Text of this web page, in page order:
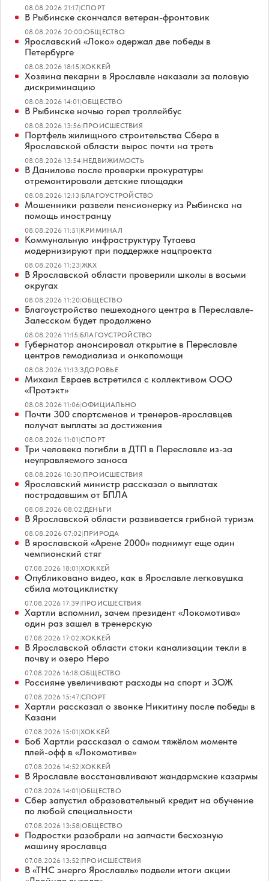
08.08.2026 21:17|СПОРТ
В Рыбинске скончался ветеран-фронтовик
08.08.2026 20:00|ОБЩЕСТВО
Ярославский «Локо» одержал две победы в
Петербурге
08.08.2026 18:15|ХОККЕЙ
Хозяина пекарни в Ярославле наказали за половую
дискриминацию
08.08.2026 14:01|ОБЩЕСТВО
В Рыбинске ночью горел троллейбус
08.08.2026 13:56|ПРОИСШЕСТВИЯ
Портфель жилищного строительства Сбера в
Ярославской области вырос почти на треть
08.08.2026 13:54|НЕДВИЖИМОСТЬ
В Данилове после проверки прокуратуры
отремонтировали детские площадки
08.08.2026 12:13|БЛАГОУСТРОЙСТВО
Мошенники развели пенсионерку из Рыбинска на
помощь иностранцу
08.08.2026 11:51|КРИМИНАЛ
Коммунальную инфраструктуру Тутаева
модернизируют при поддержке нацпроекта
08.08.2026 11:23|ЖКХ
В Ярославской области проверили школы в восьми
округах
08.08.2026 11:20|ОБЩЕСТВО
Благоустройство пешеходного центра в Переславле-
Залесском будет продолжено
08.08.2026 11:15|БЛАГОУСТРОЙСТВО
Губернатор анонсировал открытие в Переславле
центров гемодиализа и онкопомощи
08.08.2026 11:13|ЗДОРОВЬЕ
Михаил Евраев встретился с коллективом ООО
«Протэкт»
08.08.2026 11:06|ОФИЦИАЛЬНО
Почти 300 спортсменов и тренеров-ярославцев
получат выплаты за достижения
08.08.2026 11:01|СПОРТ
Три человека погибли в ДТП в Переславле из-за
неуправляемого заноса
08.08.2026 10:30|ПРОИСШЕСТВИЯ
Ярославский министр рассказал о выплатах
пострадавшим от БПЛА
08.08.2026 08:02|ДЕНЬГИ
В Ярославской области развивается грибной туризм
08.08.2026 07:02|ПРИРОДА
В ярославской «Арене 2000» поднимут еще один
чемпионский стяг
07.08.2026 18:01|ХОККЕЙ
Опубликовано видео, как в Ярославле легковушка
сбила мотоциклистку
07.08.2026 17:39|ПРОИСШЕСТВИЯ
Хартли вспомнил, зачем президент «Локомотива»
один раз зашел в тренерскую
07.08.2026 17:02|ХОККЕЙ
В Ярославской области стоки канализации текли в
почву и озеро Неро
07.08.2026 16:18|ОБЩЕСТВО
Россияне увеличивают расходы на спорт и ЗОЖ
07.08.2026 15:47|СПОРТ
Хартли рассказал о звонке Никитину после победы в
Казани
07.08.2026 15:01|ХОККЕЙ
Боб Хартли рассказал о самом тяжёлом моменте
плей-офф в «Локомотиве»
07.08.2026 14:52|ХОККЕЙ
В Ярославле восстанавливают жандармские казармы
07.08.2026 14:01|ОБЩЕСТВО
Сбер запустил образовательный кредит на обучение
по любой специальности
07.08.2026 13:58|ОБЩЕСТВО
Подростки разобрали на запчасти бесхозную
машину ярославца
07.08.2026 13:52|ПРОИСШЕСТВИЯ
В «ТНС энерго Ярославль» подвели итоги акции